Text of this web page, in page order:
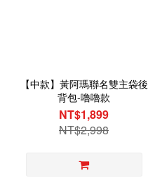
【中款】黃阿瑪聯名雙主袋後
背包-嚕嚕款
NT$1,899
NT$2,998